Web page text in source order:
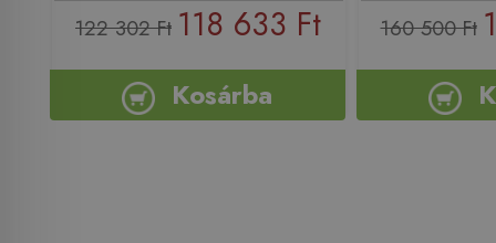
122 302 Ft 118 633 Ft
Kosárba
160 500 Ft